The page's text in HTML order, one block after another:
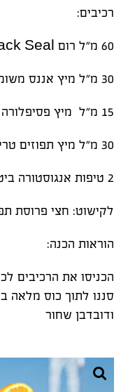
רכיבים:
60 מ"ל רום Gosling’s Black Seal
30 מ"ל מיץ אננס משומר
15 מ"ל מיץ פסיפלורה
30 מ"ל מיץ תפוזים טרי
2 טיפות אנגוסטורה ביטרס
לקישוט: חצי פרוסת
הוראות הכנה:
הכניסו את הרכיבים
סננו לתוך כוס מלאה
ודובדבן שחור